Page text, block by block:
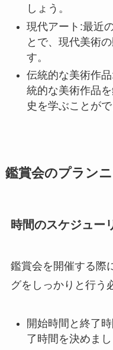
しょう。
現代アート:最近
とで、現代美術
す。
伝統的な美術作
統的な美術作品
史を学ぶことがで
鑑賞会のプラン
時間のスケジュー
鑑賞会を開催する際
グをしっかりと行う
開始時間と終了
了時間を決めまし